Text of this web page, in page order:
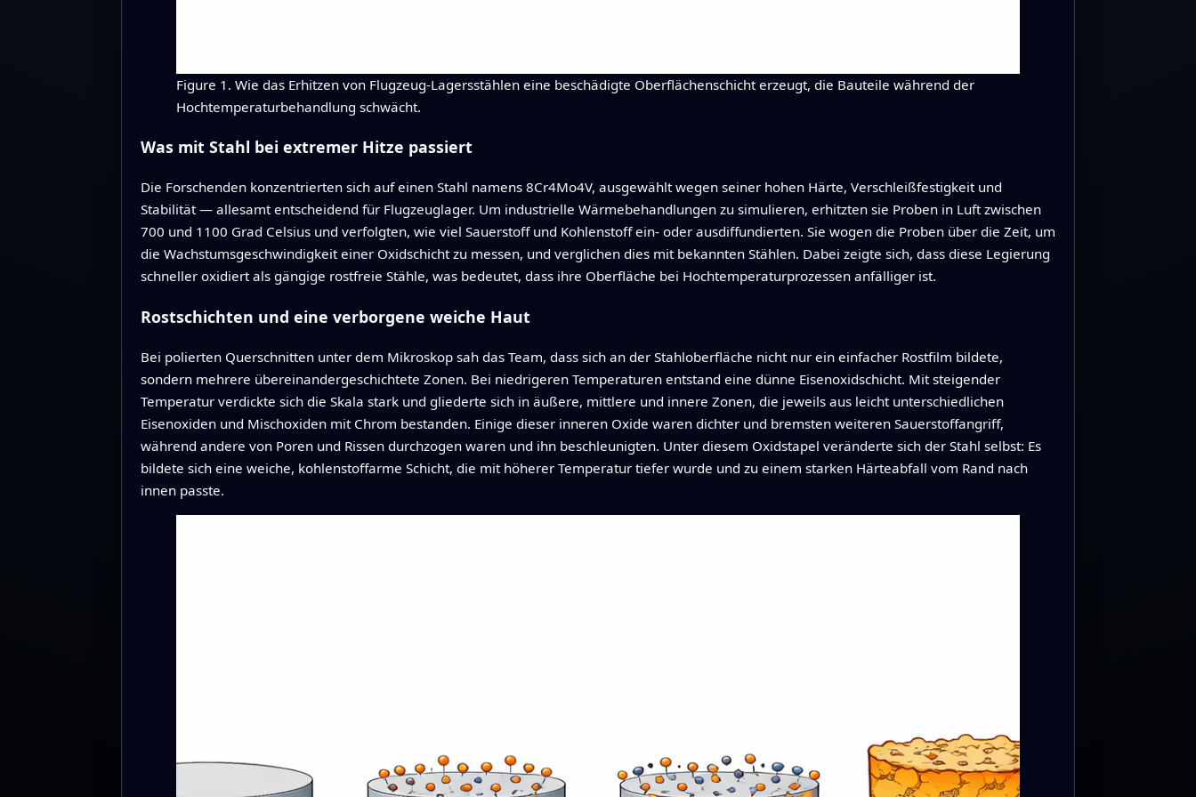
Figure 1. Wie das Erhitzen von Flugzeug-Lagersstählen eine beschädigte Oberflächenschicht erzeugt, die Bauteile während der
Hochtemperaturbehandlung schwächt.
Was mit Stahl bei extremer Hitze passiert
Die Forschenden konzentrierten sich auf einen Stahl namens 8Cr4Mo4V, ausgewählt wegen seiner hohen Härte, Verschleißfestigkeit und
Stabilität — allesamt entscheidend für Flugzeuglager. Um industrielle Wärmebehandlungen zu simulieren, erhitzten sie Proben in Luft zwischen
700 und 1100 Grad Celsius und verfolgten, wie viel Sauerstoff und Kohlenstoff ein- oder ausdiffundierten. Sie wogen die Proben über die Zeit, um
die Wachstumsgeschwindigkeit einer Oxidschicht zu messen, und verglichen dies mit bekannten Stählen. Dabei zeigte sich, dass diese Legierung
schneller oxidiert als gängige rostfreie Stähle, was bedeutet, dass ihre Oberfläche bei Hochtemperaturprozessen anfälliger ist.
Rostschichten und eine verborgene weiche Haut
Bei polierten Querschnitten unter dem Mikroskop sah das Team, dass sich an der Stahloberfläche nicht nur ein einfacher Rostfilm bildete,
sondern mehrere übereinandergeschichtete Zonen. Bei niedrigeren Temperaturen entstand eine dünne Eisenoxidschicht. Mit steigender
Temperatur verdickte sich die Skala stark und gliederte sich in äußere, mittlere und innere Zonen, die jeweils aus leicht unterschiedlichen
Eisenoxiden und Mischoxiden mit Chrom bestanden. Einige dieser inneren Oxide waren dichter und bremsten weiteren Sauerstoffangriff,
während andere von Poren und Rissen durchzogen waren und ihn beschleunigten. Unter diesem Oxidstapel veränderte sich der Stahl selbst: Es
bildete sich eine weiche, kohlenstoffarme Schicht, die mit höherer Temperatur tiefer wurde und zu einem starken Härteabfall vom Rand nach
innen passte.